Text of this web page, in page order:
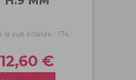
la vue éclatée : 174
12,60 €